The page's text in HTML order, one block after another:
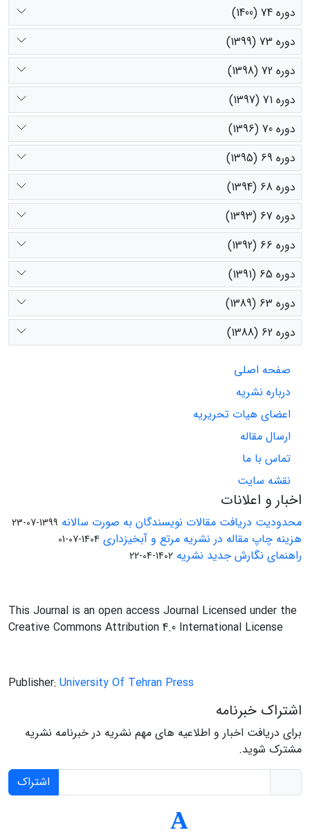
دوره 74 (1400)
دوره 73 (1399)
دوره 72 (1398)
دوره 71 (1397)
دوره 70 (1396)
دوره 69 (1395)
دوره 68 (1394)
دوره 67 (1393)
دوره 66 (1392)
دوره 65 (1391)
دوره 63 (1389)
دوره 62 (1388)
صفحه اصلی
درباره نشریه
اعضای هیات تحریریه
ارسال مقاله
تماس با ما
نقشه سایت
اخبار و اعلانات
محدودیت دریافت مقالات نویسندگان به صورت سالانه 1399-07-23
هزینه چاپ مقاله در نشریه مرتع و آبخیزداری 1404-07-01
راهنمای نگارش جدید نشریه 1402-04-22
This Journal is an open access Journal Licensed under the
Creative Commons Attribution 4.0 International License
Publisher: University Of Tehran Press
اشتراک خبرنامه
برای دریافت اخبار و اطلاعیه های مهم نشریه در خبرنامه نشریه
مشترک شوید.
اشتراک